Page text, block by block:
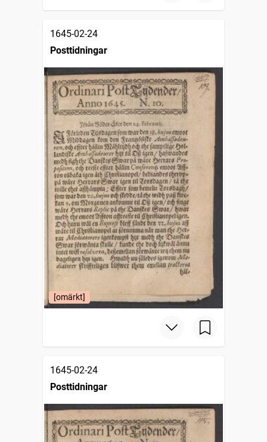
1645-02-24
Posttidningar
[omärkt]
1645-02-24
Posttidningar